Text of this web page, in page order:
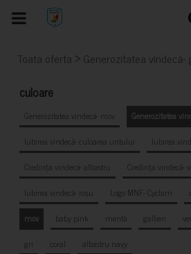
Toata oferta > Generozitatea vindecă-
culoare
Generozitatea vindecă- mov
Generozitatea
Iubirea vindecă- culoarea untului
Iubirea
Credința vindecă- albastru
Credința vindecă-
Iubirea vindecă- roșu
Logo MNF- Cyclam
mov
baby pink mentă galben
gri
coral albastru navy